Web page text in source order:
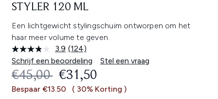
STYLER 120 ML
Een lichtgewicht stylingschuim ontworpen om het
haar meer volume te geven.
3.9 Lees
124
beoordelingen.
Dezelfde
paginalink.
(124)
Schrijf een beoordeling
Stel een vraag
RECOMMENDED RETAIL PRICE:
€45,00 HUIDIGE PRIJS:
€31,50
Bespaar €13.50 ( 30% Korting )